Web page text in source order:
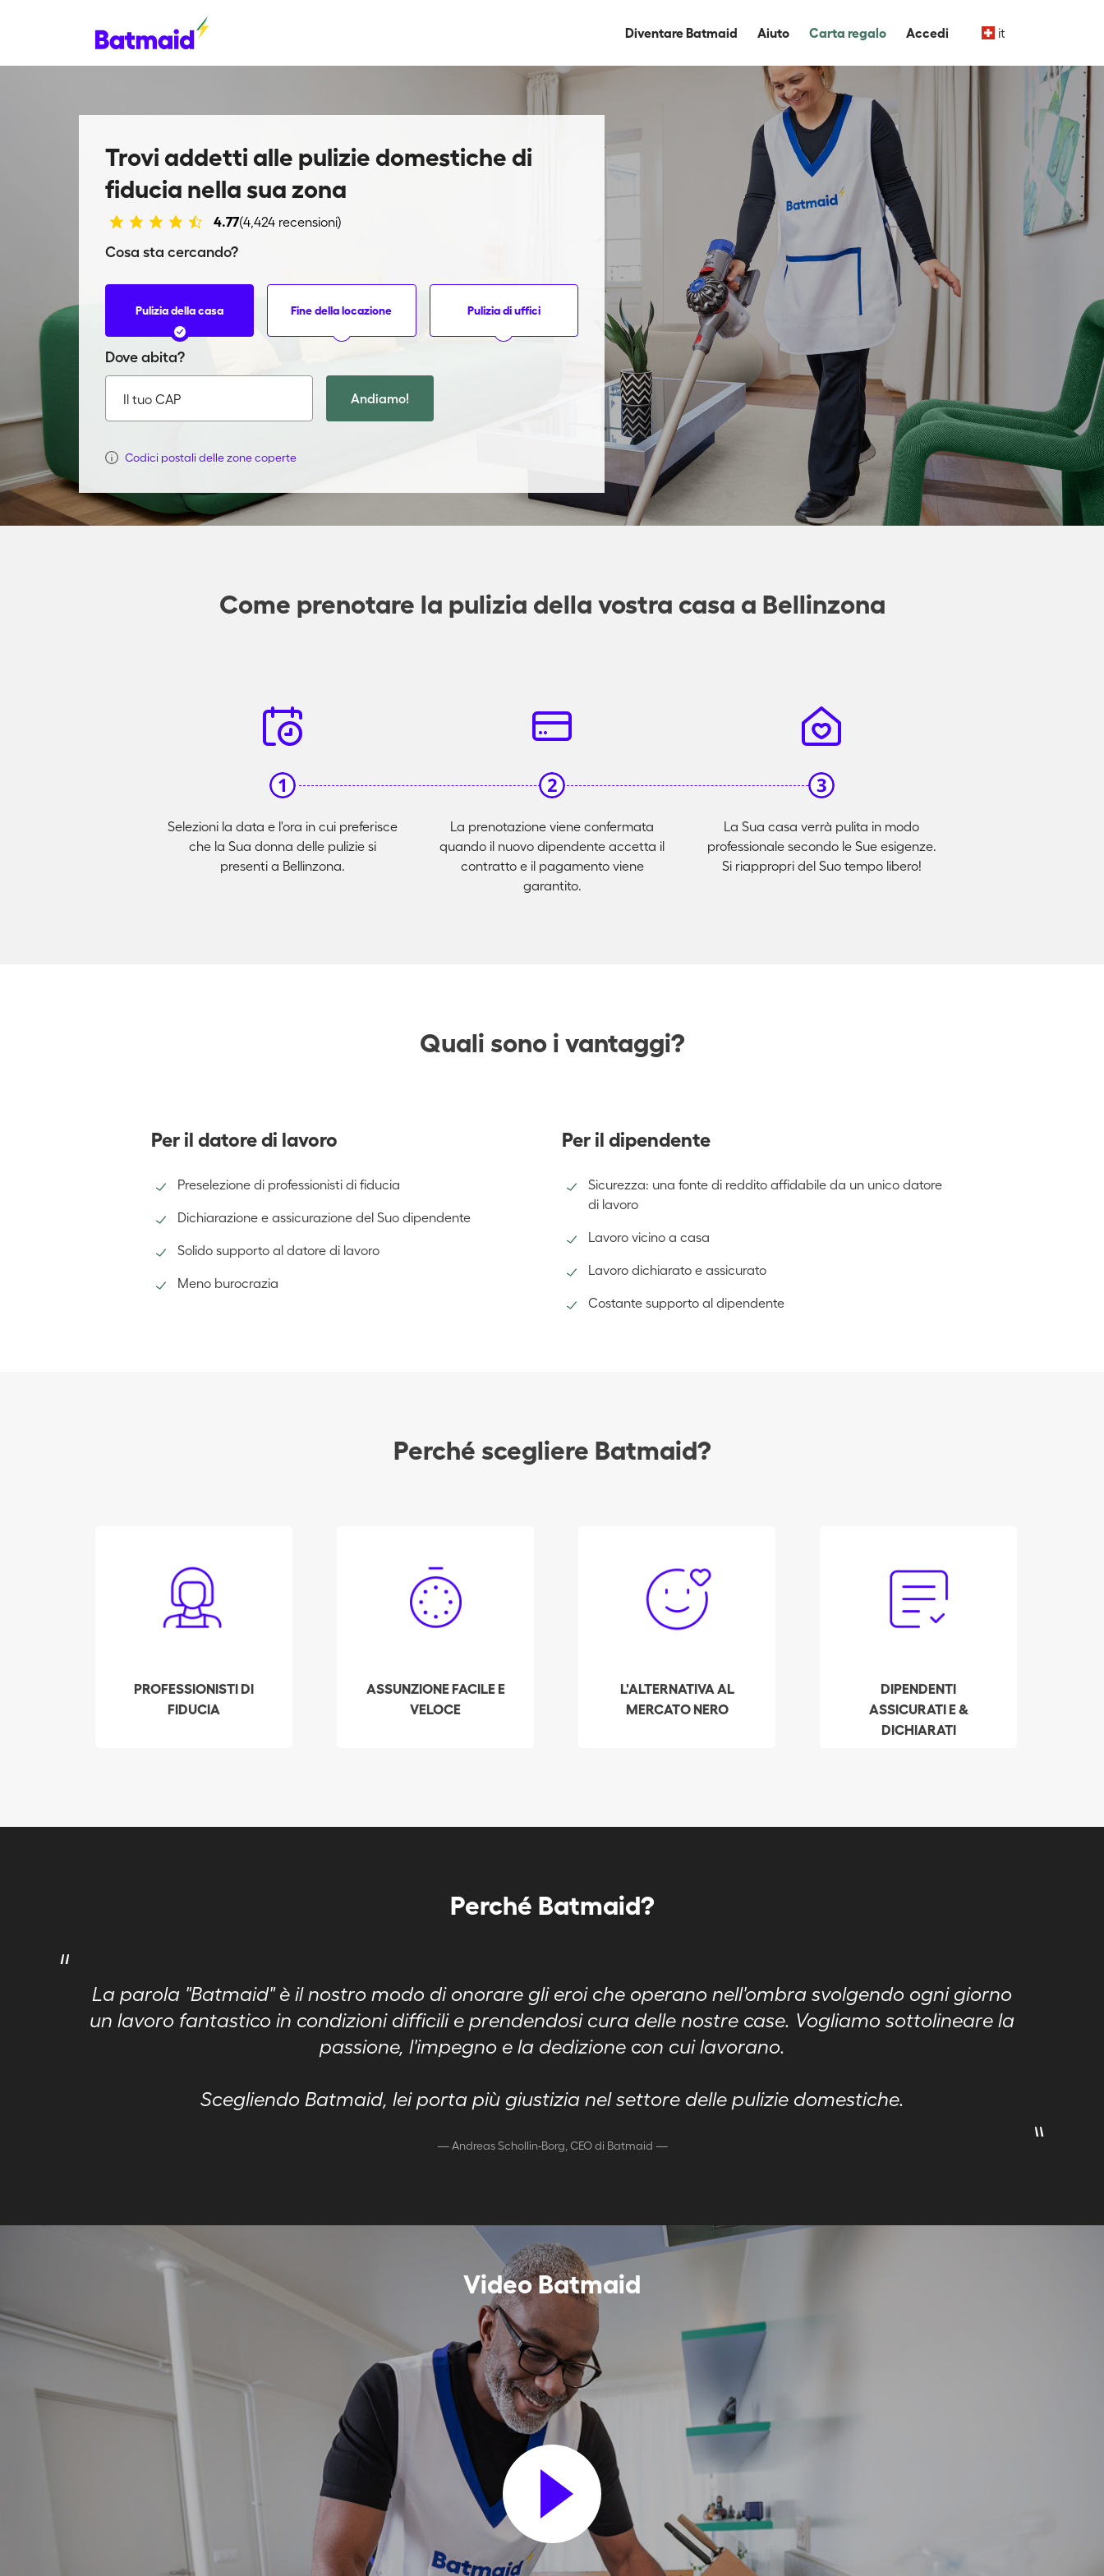
Diventare Batmaid Aiuto Carta regalo Accedi it
Trovi addetti alle pulizie domestiche di
fiducia nella sua zona
4.77(4,424 recensioni)
Cosa sta cercando?
Pulizia della casa Fine della locazione Pulizia di uffici
Dove abita?
Il tuo CAP Andiamo!
Codici postali delle zone coperte
Come prenotare la pulizia della vostra casa a Bellinzona
Selezioni la data e l'ora in cui preferisce
che la Sua donna delle pulizie si
presenti a Bellinzona.
La prenotazione viene confermata
quando il nuovo dipendente accetta il
contratto e il pagamento viene
garantito.
La Sua casa verrà pulita in modo
professionale secondo le Sue esigenze.
Si riappropri del Suo tempo libero!
Quali sono i vantaggi?
Per il datore di lavoro
Preselezione di professionisti di fiducia
Dichiarazione e assicurazione del Suo dipendente
Solido supporto al datore di lavoro
Meno burocrazia
Per il dipendente
Sicurezza: una fonte di reddito affidabile da un unico datore
di lavoro
Lavoro vicino a casa
Lavoro dichiarato e assicurato
Costante supporto al dipendente
Perché scegliere Batmaid?
PROFESSIONISTI DI
FIDUCIA
pulizie vengono
accuratamente
esaminati, sottoposti a
precedenti, le referenze
e la fedina penale di
ASSUNZIONE FACILE E
VELOCE
delle pulizie
professionista a
Bellinzona in pochi click!
alle pulizie preselezionati
e più votati nella sua
L'ALTERNATIVA AL
MERCATO NERO
aiutato oltre 3.000
addetti alle pulizie a
uscire dal mercato nero,
con più datori di lavoro.
DIPENDENTI
ASSICURATI E &
DICHIARATI
deve solo decidere la
retribuzione e le
assicurazioni per il Suo
completa e dei
contributi di sicurezza
sociale a Suo nome.
Perché Batmaid?
"
La parola "Batmaid" è il nostro modo di onorare gli eroi che operano nell'ombra svolgendo ogni giorno
un lavoro fantastico in condizioni difficili e prendendosi cura delle nostre case. Vogliamo sottolineare la
passione, l'impegno e la dedizione con cui lavorano.
Scegliendo Batmaid, lei porta più giustizia nel settore delle pulizie domestiche. "
—Andreas Schollin-Borg, CEO di Batmaid —
Video Batmaid